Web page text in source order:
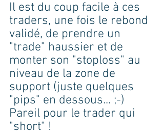
Il est du coup facile à ces
traders, une fois le rebond
validé, de prendre un
"trade" haussier et de
monter son "stoploss" au
niveau de la zone de
support (juste quelques
"pips" en dessous... ;-)
Pareil pour le trader qui
"short" !